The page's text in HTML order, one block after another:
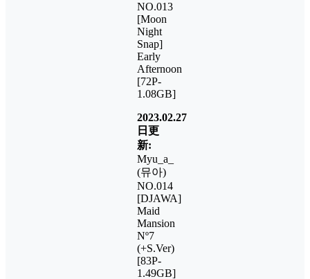
NO.013
[Moon
Night
Snap]
Early
Afternoon
[72P-
1.08GB]
2023.02.27
日更
新:
Myu_a_
(뮤아)
NO.014
[DJAWA]
Maid
Mansion
Nº7
(+S.Ver)
[83P-
1.49GB]